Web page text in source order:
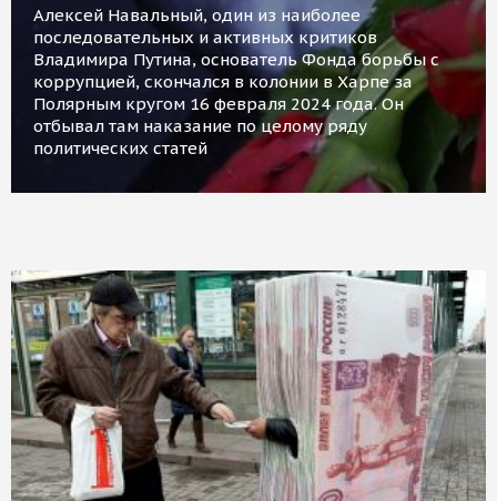
Алексей Навальный, один из наиболее
последовательных и активных критиков
Владимира Путина, основатель Фонда борьбы с
коррупцией, скончался в колонии в Харпе за
Полярным кругом 16 февраля 2024 года. Он
отбывал там наказание по целому ряду
политических статей